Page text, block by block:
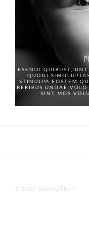
ESENDI QUIBUST,
QUODI
STINULPA EOSTEM
RERIBUS UNDAE
SINT MOS
© 2020 - Raoul Gilibert -